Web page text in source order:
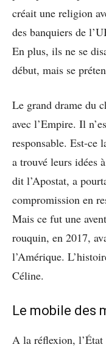
créait une religion
des banquiers de
En plus, ils ne se
début, mais se
Le grand drame du
avec l’Empire. Il
responsable. Est-ce
a trouvé leurs idées
dit l’Apostat, a
compromission en
Mais ce fut une
rouquin, en 2017,
l’Amérique.
Céline.
Le mobile des
A la réflexion,